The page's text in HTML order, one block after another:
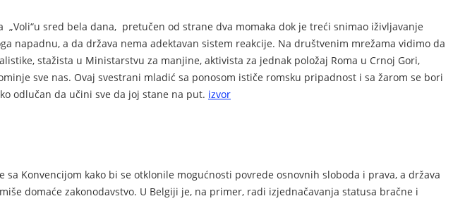
sred bela dana, pretučen od strane dva momaka dok je treći snimao iživljavanje
napadnu, a da država nema adektavan sistem reakcije. Na društvenim mrežama vidimo da
stažista u Ministarstvu za manjine, aktivista za jednak položaj Roma u Crnoj Gori,
sve nas. Ovaj svestrani mladić sa ponosom ističe romsku pripadnost i sa žarom se bori
odlučan da učini sve da joj stane na put. izvor
Konvencijom kako bi se otklonile mogućnosti povrede osnovnih sloboda i prava, a država
domaće zakonodavstvo. U Belgiji je, na primer, radi izjednačavanja statusa bračne i